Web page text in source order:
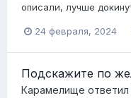
описали, лучше
24 февраля, 2024
Подскажите по
Карамелище ответил